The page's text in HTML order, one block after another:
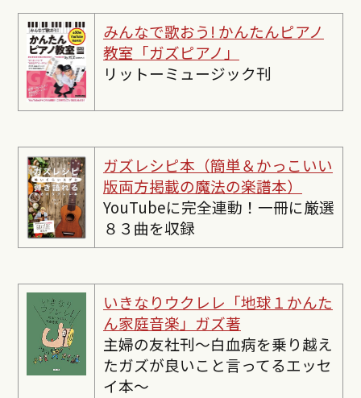
みんなで歌おう! かんたんピアノ
教室「ガズピアノ」
リットーミュージック刊
ガズレシピ本（簡単＆かっこいい
版両方掲載の魔法の楽譜本）
YouTubeに完全連動！一冊に厳選
８３曲を収録
いきなりウクレレ「地球１かんた
ん家庭音楽」ガズ著
主婦の友社刊〜白血病を乗り越え
たガズが良いこと言ってるエッセ
イ本〜